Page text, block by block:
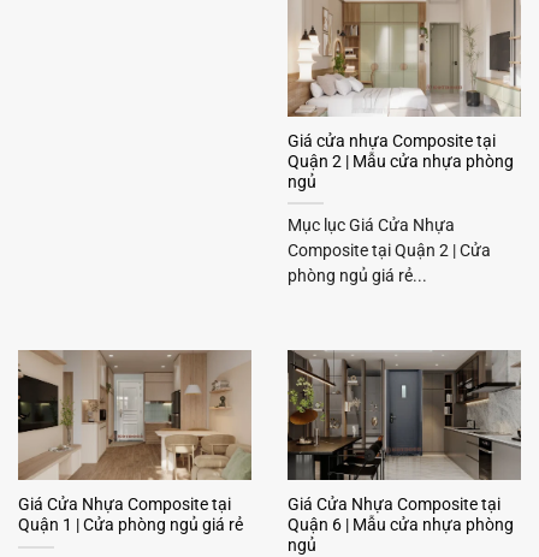
Giá cửa nhựa Composite tại
Quận 2 | Mẫu cửa nhựa phòng
ngủ
Mục lục Giá Cửa Nhựa
Composite tại Quận 2 | Cửa
phòng ngủ giá rẻ...
Giá Cửa Nhựa Composite tại
Quận 1 | Cửa phòng ngủ giá rẻ
Giá Cửa Nhựa Composite tại
Quận 6 | Mẫu cửa nhựa phòng
ngủ